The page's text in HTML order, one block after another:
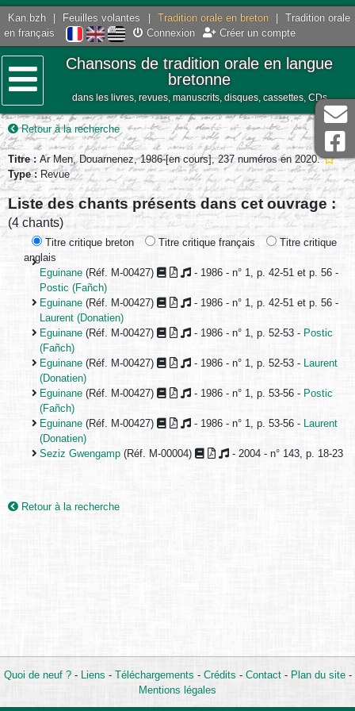
Kan.bzh Feuilles volantes Tradition orale en breton
Tradition orale
en français
Connexion Créer un compte
Menu
Chansons de tradition orale en langue
bretonne
dans les livres, revues, manuscrits, disques, cassettes, CDs
Retour à la recherche
Titre : Ar Men, Douarnenez, 1986-[en cours], 237 numéros en 2020.
Type : Revue
Liste des chants présents dans cet ouvrage :
(4 chants)
Titre critique breton Titre critique français
Titre critique
anglais
Eguinane (Réf. M-00427)
- 1986 - n° 1, p. 42-51 et p. 56 -
Postic (Fañch)
Eguinane (Réf. M-00427)
- 1986 - n° 1, p. 42-51 et p. 56 -
Laurent (Donatien)
Eguinane (Réf. M-00427) - 1986 - n° 1, p. 52-53 - Postic
(Fañch)
Eguinane (Réf. M-00427) - 1986 - n° 1, p. 52-53 -
Laurent
(Donatien)
Eguinane (Réf. M-00427) - 1986 - n° 1, p. 53-56 - Postic
(Fañch)
Eguinane (Réf. M-00427) - 1986 - n° 1, p. 53-56 -
Laurent
(Donatien)
Seziz Gwengamp (Réf. M-00004) - 2004 - n° 143, p. 18-23
Retour à la recherche
Quoi de neuf ?- Liens - Téléchargements - Crédits - Contact- Plan du site-
Mentions légales